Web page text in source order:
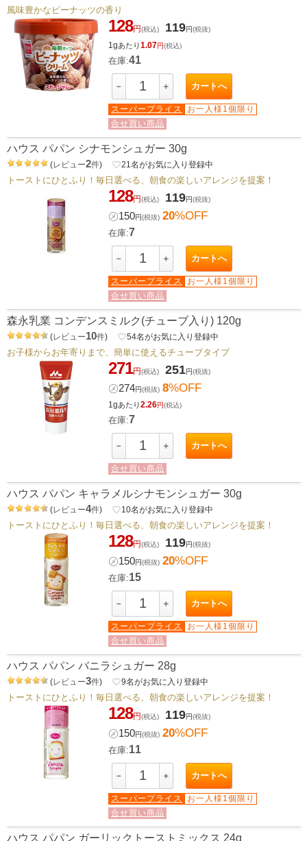
風味豊かなピーナッツの香り
128円(税込) 119円(税抜)
1gあたり1.07円(税込)
在庫:41
－ ＋ カートへ
スーパープライス
お一人様1個限り
合せ買い商品
ハウス パパン シナモンシュガー 30g
(レビュー2件) favorite_border21 名がお気に入り登録中
トーストにひとふり！毎日選べる、朝食の楽しいアレンジを提案！
128円(税込) 119円(税抜)
㋱150円(税抜) 20%OFF
在庫:7
－ ＋ カートへ
スーパープライス
お一人様1個限り
合せ買い商品
森永乳業 コンデンスミルク(チューブ入り) 120g
(レビュー10件) favorite_border54名がお気に入り登録中
お子様からお年寄りまで、簡単に使えるチューブタイプ
271円(税込) 251円(税抜)
㋱274円(税抜) 8%OFF
1gあたり2.26円(税込)
在庫:7
－ ＋ カートへ
合せ買い商品
ハウス パパン キャラメルシナモンシュガー 30g
(レビュー4件) favorite_border10名がお気に入り登録中
トーストにひとふり！毎日選べる、朝食の楽しいアレンジを提案！
128円(税込) 119円(税抜)
㋱150円(税抜) 20%OFF
在庫:15
－ ＋ カートへ
スーパープライス
お一人様1個限り
合せ買い商品
ハウス パパン バニラシュガー 28g
(レビュー3件) favorite_border9名がお気に入り登録中
トーストにひとふり！毎日選べる、朝食の楽しいアレンジを提案！
128円(税込) 119円(税抜)
㋱150円(税抜) 20%OFF
在庫:11
－ ＋ カートへ
スーパープライス
お一人様1個限り
合せ買い商品
ハウス パパン ガーリックトーストミックス 24g